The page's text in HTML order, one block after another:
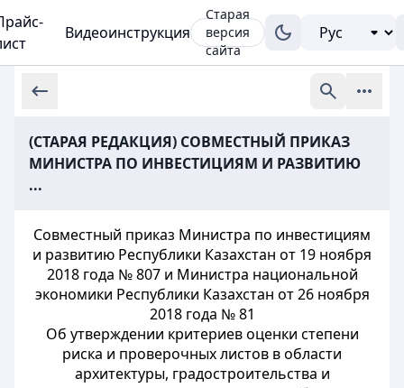
Видеоинструкция
Старая
версия
сайта
(СТАРАЯ РЕДАКЦИЯ) СОВМЕСТНЫЙ ПРИКАЗ
МИНИСТРА ПО ИНВЕСТИЦИЯМ И РАЗВИТИЮ
...
Совместный приказ Министра по инвестициям
и развитию Республики Казахстан от 19 ноября
2018 года № 807 и Министра национальной
экономики Республики Казахстан от 26 ноября
2018 года № 81
Об утверждении критериев оценки степени
риска и проверочных листов в области
архитектуры, градостроительства и